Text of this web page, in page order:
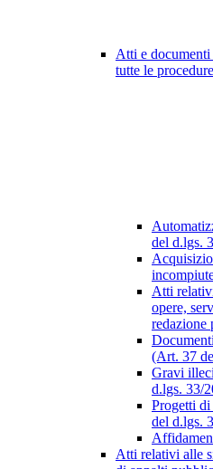
Atti e documenti
tutte le procedure
del d.lgs.
Atti
opere,
redazione
(Art. 37
Gravi
d.lgs. 33/
Progetti
del d.lgs.
Atti relativi alle